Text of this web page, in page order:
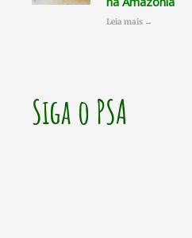
Leia mais →
Siga o PSA